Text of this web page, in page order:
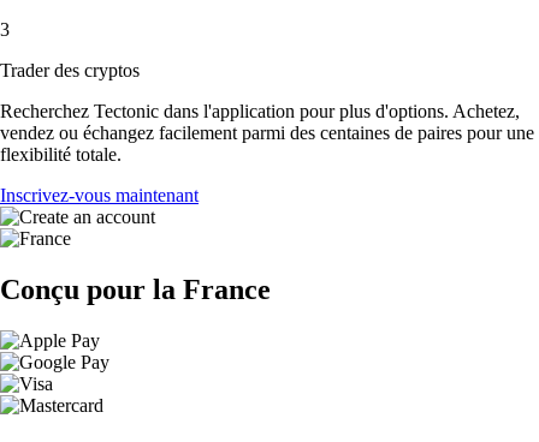
3
Trader des cryptos
Recherchez Tectonic dans l'application pour plus d'options. Achetez,
vendez ou échangez facilement parmi des centaines de paires pour une
flexibilité totale.
Inscrivez-vous maintenant
Conçu pour la France